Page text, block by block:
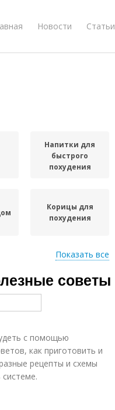
Новости Статьи
Напитки для
быстрого
похудения
Корицы для
похудения
Кефир с
корицей
Показать все
советы
с помощью
как приготовить и
рецепты и схемы